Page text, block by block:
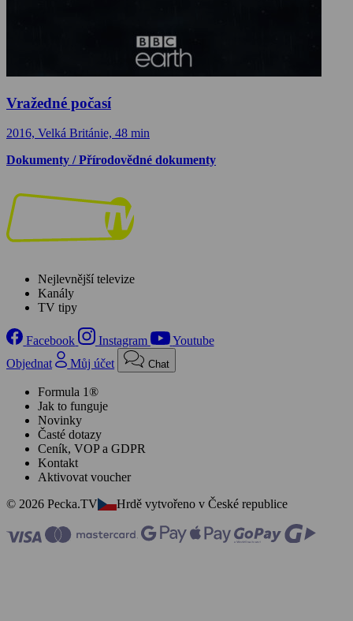
Vražedné počasí
2016, Velká Británie, 48 min
Dokumenty / Přírodovědné dokumenty
Nejlevnější televize
Kanály
TV tipy
Facebook Instagram
Youtube
Objednat
Můj účet Chat
Formula 1®
Jak to funguje
Novinky
Časté dotazy
Ceník, VOP a GDPR
Kontakt
Aktivovat voucher
© 2026 Pecka.TV
Hrdě vytvořeno v České republice